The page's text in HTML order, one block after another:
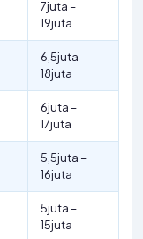
7juta –
19juta
6,5juta –
18juta
6juta –
17juta
5,5juta –
16juta
5juta –
15juta